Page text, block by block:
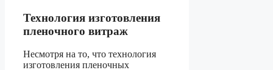
Технология изготовления
пленочного витраж
Несмотря на то, что технология
изготовления пленочных